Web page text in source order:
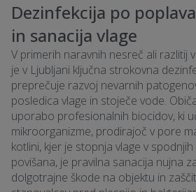
Dezinfekcija po
in sanacija vlage
V primerih naravnih nesreč ali razlitij
je v Ljubljani ključna strokovna
preprečuje razvoj nevarnih
posledica vlage in stoječe vode.
uporabo profesionalnih biocidov, ki
mikroorganizme, prodirajoč v pore
kotlini, kjer je stopnja vlage v
povišana, je pravilna sanacija nujna
dolgotrajne škode na objektu in